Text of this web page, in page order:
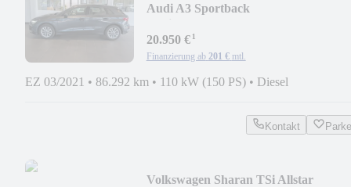
Audi A3 Sportback
20.950 €¹
Finanzierung ab 201 € mtl.
EZ 03/2021 • 86.292 km • 110 kW (150 PS) • Diesel
Kontakt
Volkswagen Sharan TSi Allstar